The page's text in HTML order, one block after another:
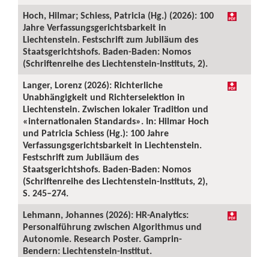
Hoch, Hilmar; Schiess, Patricia (Hg.) (2026): 100
Jahre Verfassungsgerichtsbarkeit in
Liechtenstein. Festschrift zum Jubiläum des
Staatsgerichtshofs. Baden-Baden: Nomos
(Schriftenreihe des Liechtenstein-Instituts, 2).
Langer, Lorenz (2026): Richterliche
Unabhängigkeit und Richterselektion in
Liechtenstein. Zwischen lokaler Tradition und
«internationalen Standards». In: Hilmar Hoch
und Patricia Schiess (Hg.): 100 Jahre
Verfassungsgerichtsbarkeit in Liechtenstein.
Festschrift zum Jubiläum des
Staatsgerichtshofs. Baden-Baden: Nomos
(Schriftenreihe des Liechtenstein-Instituts, 2),
S. 245–274.
Lehmann, Johannes (2026): HR-Analytics:
Personalführung zwischen Algorithmus und
Autonomie. Research Poster. Gamprin-
Bendern: Liechtenstein-Institut.